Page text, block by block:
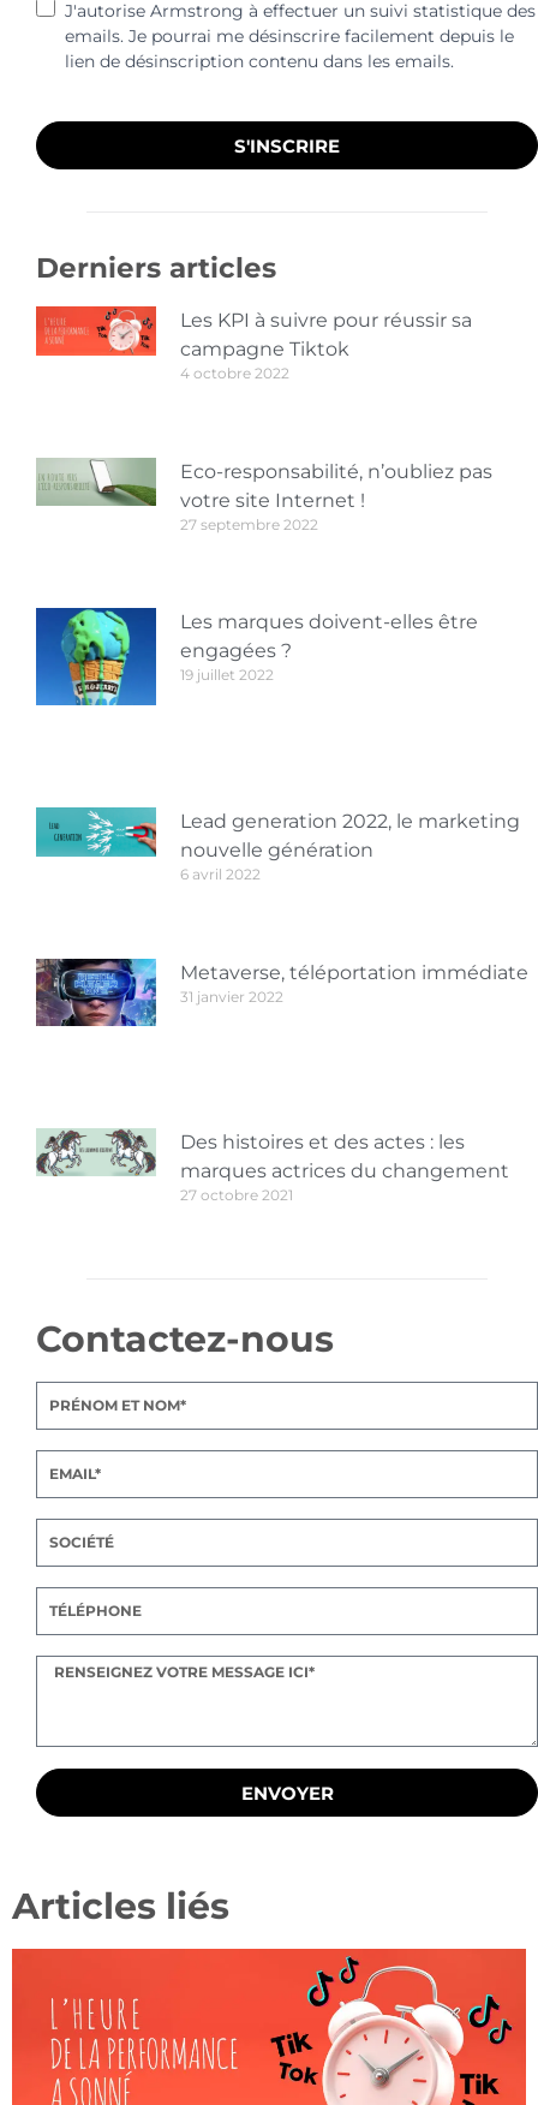
J'autorise Armstrong à effectuer un suivi statistique des
emails. Je pourrai me désinscrire facilement depuis le
lien de désinscription contenu dans les emails.
S'INSCRIRE
Derniers articles
Les KPI à suivre pour réussir sa
campagne Tiktok
4 octobre 2022
Eco-responsabilité, n’oubliez pas
votre site Internet !
27 septembre 2022
Les marques doivent-elles être
engagées ?
19 juillet 2022
Lead generation 2022, le marketing
nouvelle génération
6 avril 2022
Metaverse, téléportation immédiate
31 janvier 2022
Des histoires et des actes : les
marques actrices du changement
27 octobre 2021
Contactez-nous
ENVOYER
Articles liés